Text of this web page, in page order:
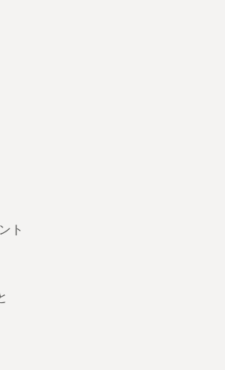
ト